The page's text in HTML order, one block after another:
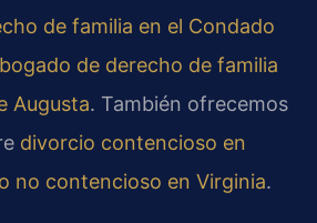
de familia en el Condado
de derecho de familia
Augusta. También ofrecemos
divorcio contencioso en
no contencioso en Virginia.